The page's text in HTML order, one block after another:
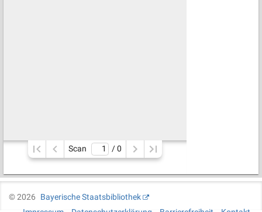
Scan / 0
©2026
Bayerische Staatsbibliothek